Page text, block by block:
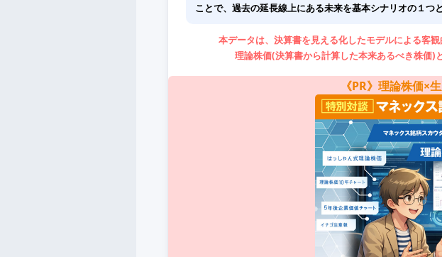
ことで、過去の延長線上にある未来を基本シナリオの１つ
本データは、決算書を見える化したモデルによる客
理論株価(決算書から計算した本来あるべき株価)
《PR》理論株価×